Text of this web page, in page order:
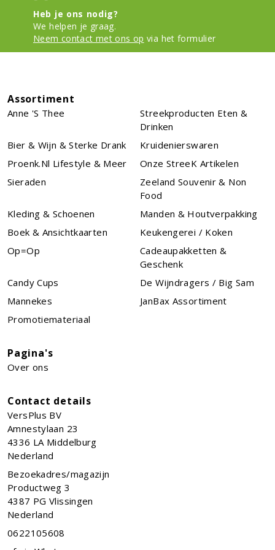
Heb je ons nodig?
We helpen je graag.
Neem contact met ons op via het formulier
Assortiment
Anne 's Thee
Streekproducten Eten &
Drinken
Bier & Wijn & Sterke Drank
Kruidenierswaren
Proenk.nl Lifestyle & Meer
Onze StreeK Artikelen
Sieraden
Zeeland Souvenir & Non
Food
Kleding & Schoenen
Manden & Houtverpakking
Boek & Ansichtkaarten
Keukengerei / Koken
Op=Op
Cadeaupakketten &
Geschenk
Candy Cups
De Wijndragers / Big Sam
Mannekes
JanBax Assortiment
Promotiemateriaal
Pagina's
Over ons
Contact details
VersPlus BV
Amnestylaan 23
4336 LA Middelburg
Nederland
Bezoekadres/magazijn
Productweg 3
4387 PG Vlissingen
Nederland
0622105608